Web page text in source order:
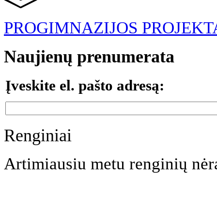
PROGIMNAZIJOS
Naujienų prenumerata
Įveskite el. pašto adresą:
Renginiai
Artimiausiu metu renginių